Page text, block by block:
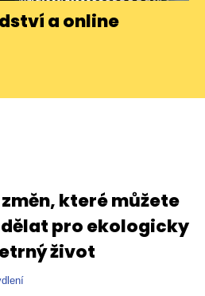
a online
změn, které můžete
pro ekologicky
život